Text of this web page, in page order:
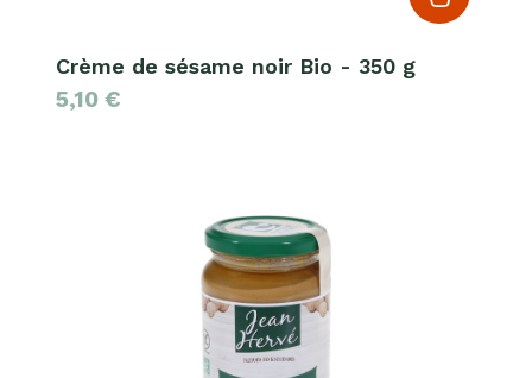
Crème de sésame noir Bio - 350 g
5,10 €